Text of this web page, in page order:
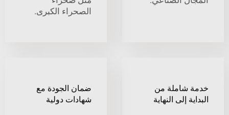
الصحراء الكبرى.
من
إلى النهاية
ضمان الجودة مع
شهادات دولية